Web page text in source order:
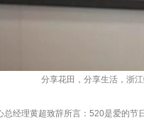
分享花田，分享生活，浙
总经理黄超致辞所言：520是爱的